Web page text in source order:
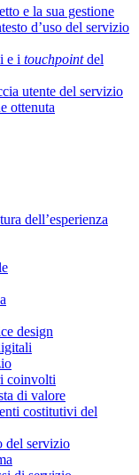
e la sua gestione
d’uso del servizio
e i touchpointdel
utente del servizio
ottenuta
dell’esperienza
design
coinvolti
di valore
costitutivi del
del servizio